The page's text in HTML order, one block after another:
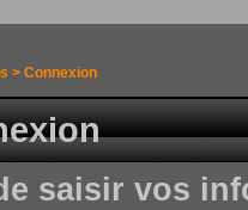
> Connexion
saisir vos